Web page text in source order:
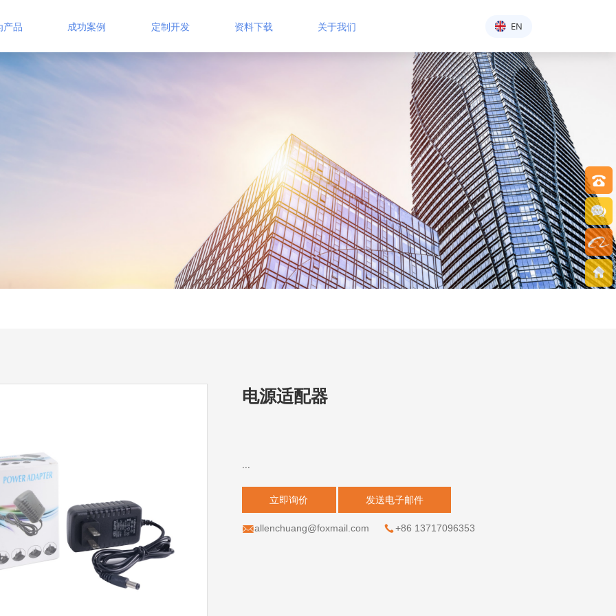
产品 成功案例 定制开发 资料下载 关于我们 EN
电源适配器
...
立即询价 发送电子邮件
allenchuang@foxmail.com +86 13717096353